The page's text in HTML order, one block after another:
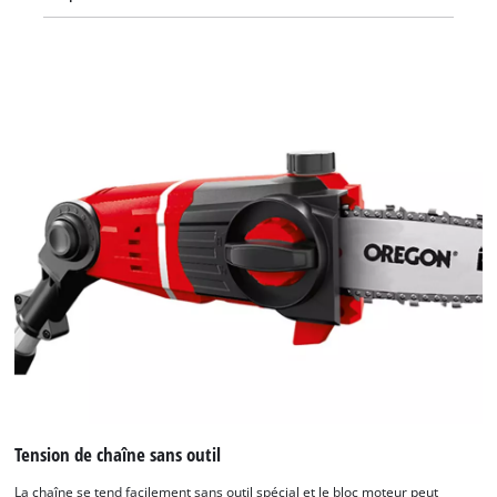
Tension de chaîne sans outil
La chaîne se tend facilement sans outil spécial et le bloc moteur peut